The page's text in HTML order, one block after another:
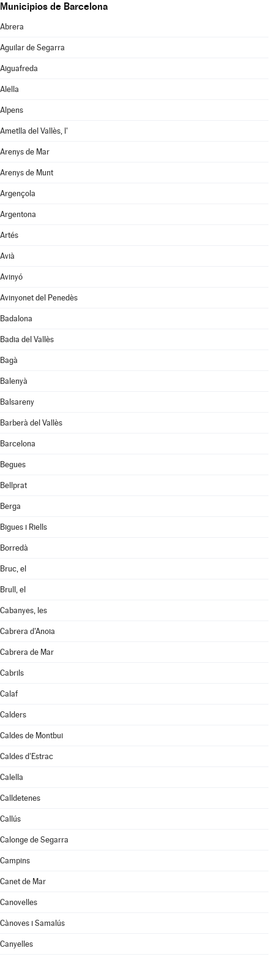
Municipios de Barcelona
Abrera
Aguilar de Segarra
Aiguafreda
Alella
Alpens
Ametlla del Vallès, l'
Arenys de Mar
Arenys de Munt
Argençola
Argentona
Artés
Avià
Avinyó
Avinyonet del Penedès
Badalona
Badia del Vallès
Bagà
Balenyà
Balsareny
Barberà del Vallès
Barcelona
Begues
Bellprat
Berga
Bigues i Riells
Borredà
Bruc, el
Brull, el
Cabanyes, les
Cabrera d'Anoia
Cabrera de Mar
Cabrils
Calaf
Calders
Caldes de Montbui
Caldes d'Estrac
Calella
Calldetenes
Callús
Calonge de Segarra
Campins
Canet de Mar
Canovelles
Cànoves i Samalús
Canyelles